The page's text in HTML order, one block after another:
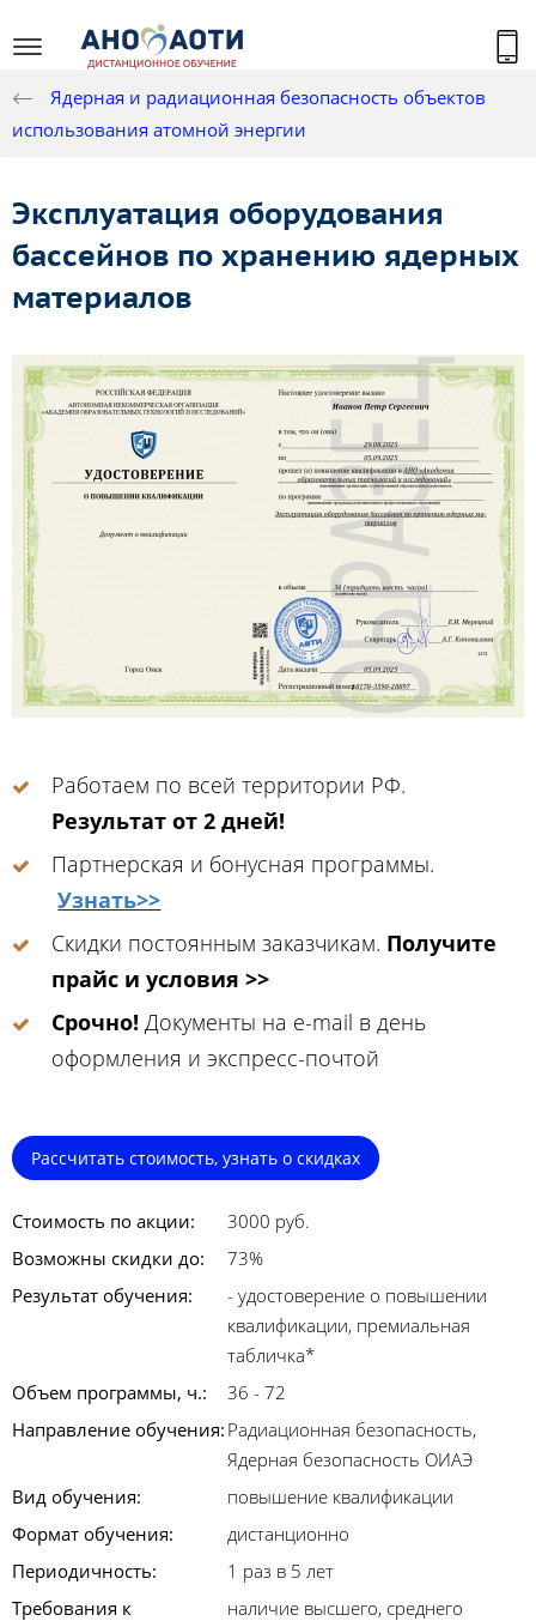
Ядерная и радиационная безопасность объектов
использования атомной энергии
Эксплуатация оборудования
бассейнов по хранению ядерных
материалов
Работаем по всей территории РФ.
Результат от 2 дней!
Партнерская и бонусная программы.
Узнать>>
Скидки постоянным заказчикам. Получите
прайс и условия >>
Срочно! Документы на e-mail в день
оформления и экспресс-почтой
Рассчитать стоимость, узнать о скидках
Стоимость по акции:
3000 руб.
Возможны скидки до:
73%
Результат обучения:
- удостоверение о повышении
квалификации, премиальная
табличка*
Объем программы, ч.:
36 - 72
Направление обучения: Радиационная безопасность,
Ядерная безопасность ОИАЭ
Вид обучения:
повышение квалификации
Формат обучения:
дистанционно
Периодичность:
1 раз в 5 лет
Требования к
наличие высшего, среднего